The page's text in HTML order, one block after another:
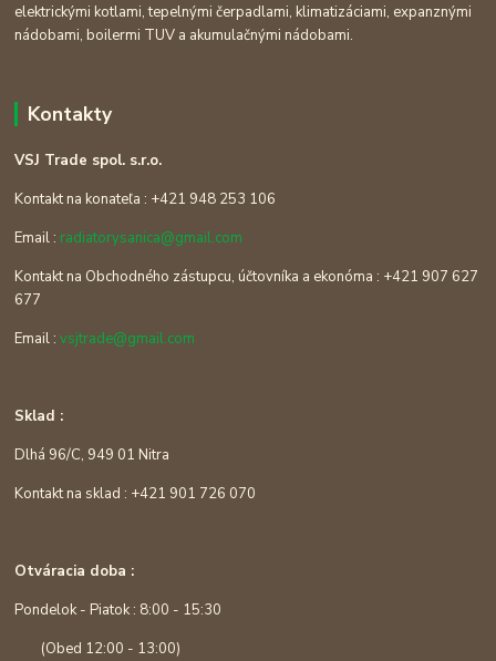
elektrickými kotlami, tepelnými čerpadlami, klimatizáciami, expanznými
nádobami, boilermi TUV a akumulačnými nádobami.
Kontakty
VSJ Trade spol. s.r.o.
Kontakt na konateľa : +421 948 253 106
Email : radiatorysanica@gmail.com
Kontakt na Obchodného zástupcu, účtovníka a ekonóma : +421 907 627
677
Email :vsjtrade@gmail.com
Sklad :
Dlhá 96/C, 949 01 Nitra
Kontakt na sklad : +421 901 726 070
Otváracia doba :
Pondelok - Piatok : 8:00 - 15:30
(Obed 12:00 - 13:00)